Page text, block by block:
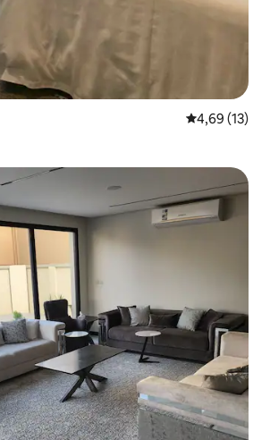
4,69 av 5 i
4,69 (13)